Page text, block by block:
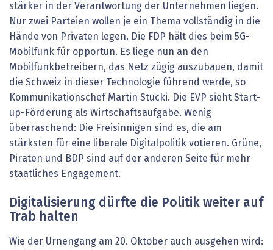
stärker in der Verantwortung der Unternehmen liegen.
Nur zwei Parteien wollen je ein Thema vollständig in die
Hände von Privaten legen. Die FDP hält dies beim 5G-
Mobilfunk für opportun. Es liege nun an den
Mobilfunkbetreibern, das Netz zügig auszubauen, damit
die Schweiz in dieser Technologie führend werde, so
Kommunikationschef Martin Stucki. Die EVP sieht Start-
up-Förderung als Wirtschaftsaufgabe. Wenig
überraschend: Die Freisinnigen sind es, die am
stärksten für eine liberale Digitalpolitik votieren. Grüne,
Piraten und BDP sind auf der anderen Seite für mehr
staatliches Engagement.
Digitalisierung dürfte die Politik weiter auf
Trab halten
Wie der Urnengang am 20. Oktober auch ausgehen wird: